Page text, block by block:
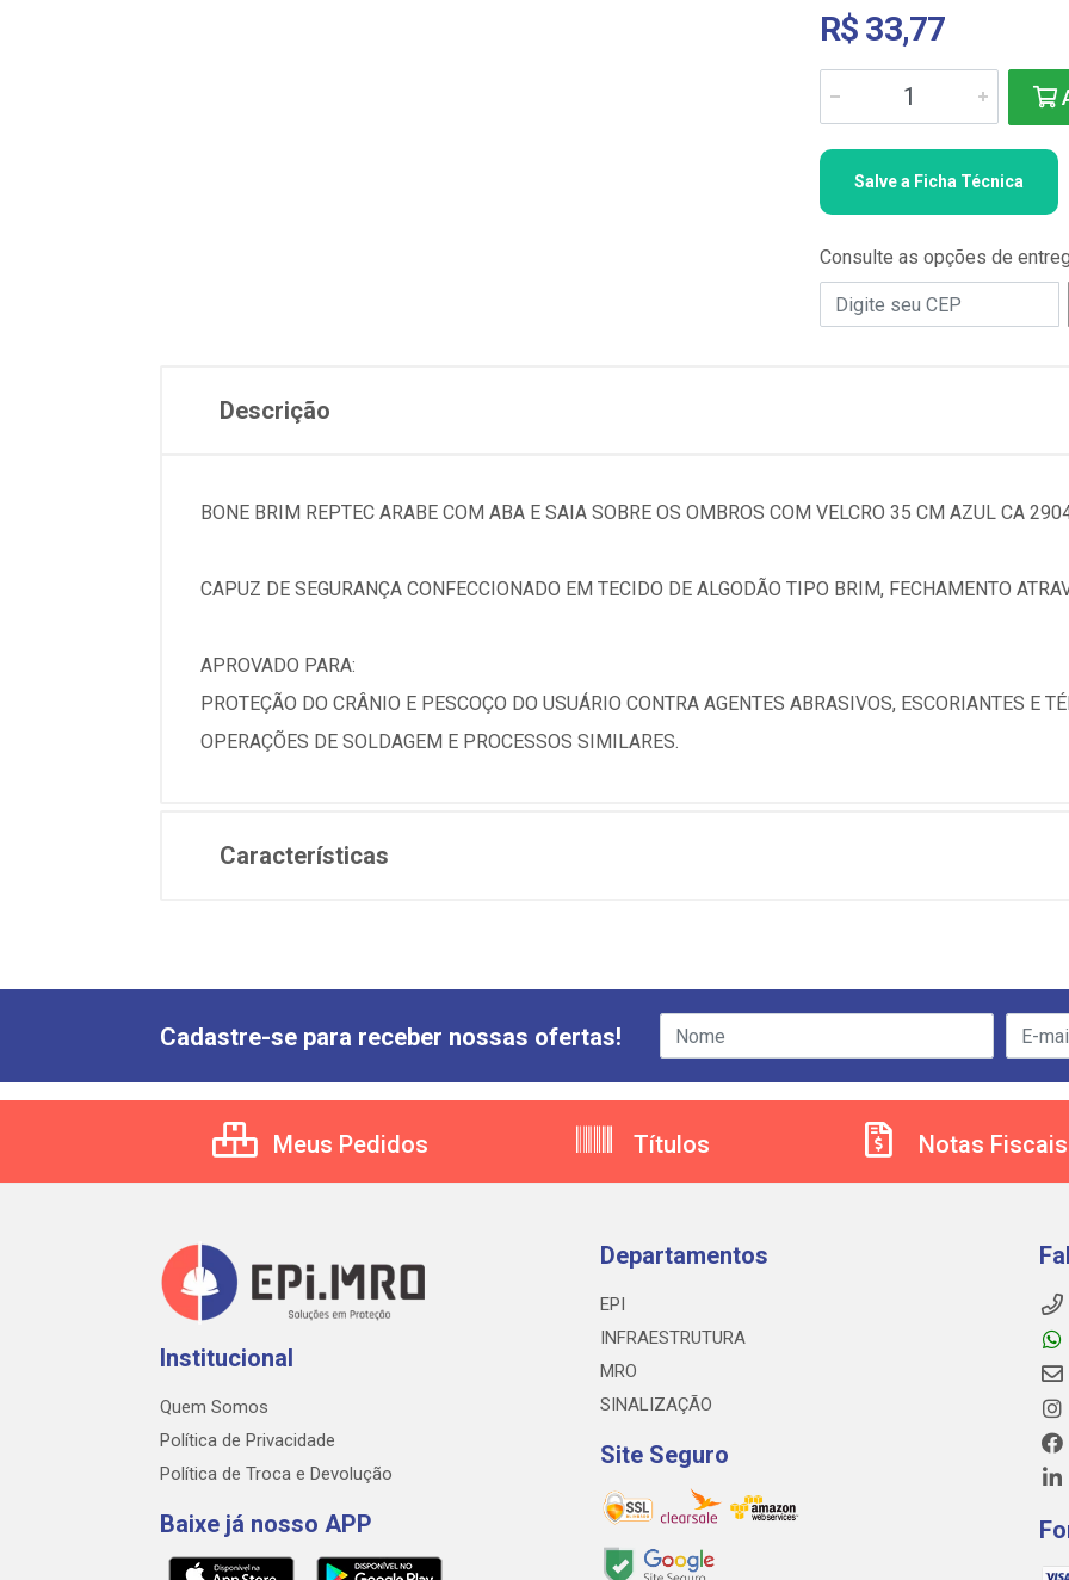
R$ 33,77
Salve a Ficha Técnica
Consulte as opções de
Descrição
BONE BRIM REPTEC ARABE COM ABA E SAIA SOBRE OS OMBROS COM VELCRO 35 CM AZUL CA
CAPUZ DE SEGURANÇA CONFECCIONADO EM TECIDO DE ALGODÃO TIPO BRIM, FECHAMENTO
APROVADO PARA:
PROTEÇÃO DO CRÂNIO E PESCOÇO DO USUÁRIO CONTRA AGENTES ABRASIVOS, ESCORIANTES E
OPERAÇÕES DE SOLDAGEM E PROCESSOS SIMILARES.
Características
Cadastre-se para receber nossas ofertas!
Meus Pedidos Títulos Notas Fiscais
Institucional
Quem Somos
Política de Privacidade
Política de Troca e Devolução
Baixe já nosso APP
Departamentos
EPI
INFRAESTRUTURA
MRO
SINALIZAÇÃO
Site Seguro